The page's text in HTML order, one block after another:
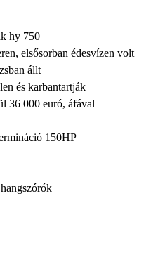
hy 750
elsősorban édesvízen volt
állt
és karbantartják
36 000 euró, áfával
150HP